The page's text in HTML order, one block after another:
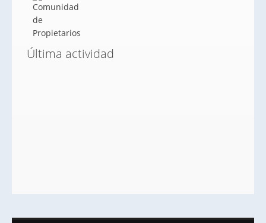
Última actividad